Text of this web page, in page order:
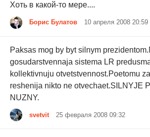
Хоть в какой-то мере....
Борис Булатов 10 апреля 2008 20:59
Paksas mog by byt silnym
gosudarstvennaja sistema LR
kollektivnuju otvetstvennost.Poetomu
reshenija nikto ne otvechaet.SILNYJE
NUZNY.
svetvit 25 февраля 2008 09:32